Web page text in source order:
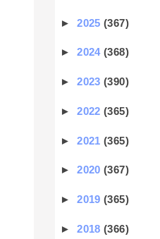
►2025(367)
►2024(368)
►2023(390)
►2022(365)
►2021(365)
►2020(367)
►2019(365)
►2018(366)